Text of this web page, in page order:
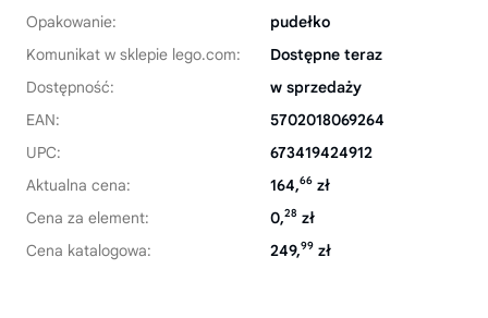
Opakowanie:
pudełko
Komunikat w sklepie lego.com:
Dostępne teraz
Dostępność:
w sprzedaży
EAN:
5702018069264
UPC:
673419424912
Aktualna cena:
164,66 zł
Cena za element:
0,28 zł
Cena katalogowa:
249,99 zł